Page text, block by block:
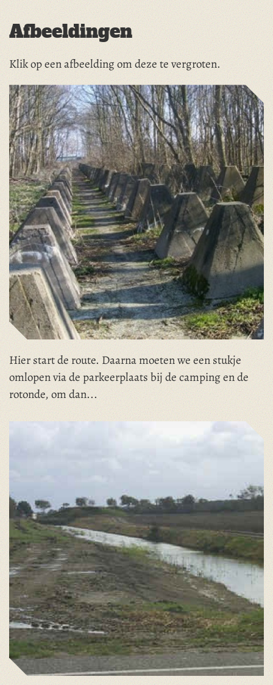
Afbeeldingen
Klik op een afbeelding om deze te vergroten.
Hier start de route. Daarna moeten we een stukje
omlopen via de parkeerplaats bij de camping en de
rotonde, om dan...